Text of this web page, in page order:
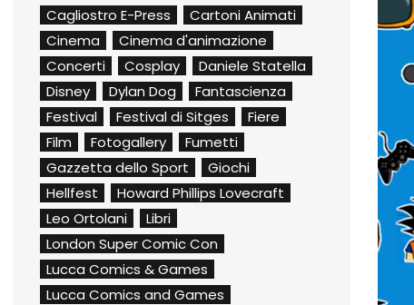
Cagliostro E-Press
Cartoni Animati
Cinema
Cinema d'animazione
Concerti
Cosplay
Daniele Statella
Disney
Dylan Dog
Fantascienza
Festival
Festival di Sitges
Fiere
Film
Fotogallery
Fumetti
Gazzetta dello Sport
Giochi
Hellfest
Howard Phillips Lovecraft
Leo Ortolani
Libri
London Super Comic Con
Lucca Comics & Games
Lucca Comics and Games